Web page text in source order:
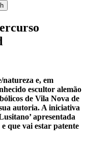
natureza e, em
escultor alemão
de Vila Nova de
autoria. A iniciativa
apresentada
que vai estar patente